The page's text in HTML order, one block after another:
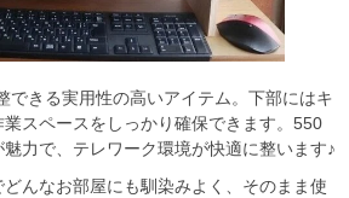
できる実用性の高いアイテム。下部にはキ
スペースをしっかり確保できます。550
力で、テレワーク環境が快適に整います♪
んなお部屋にも馴染みよく、そのまま使